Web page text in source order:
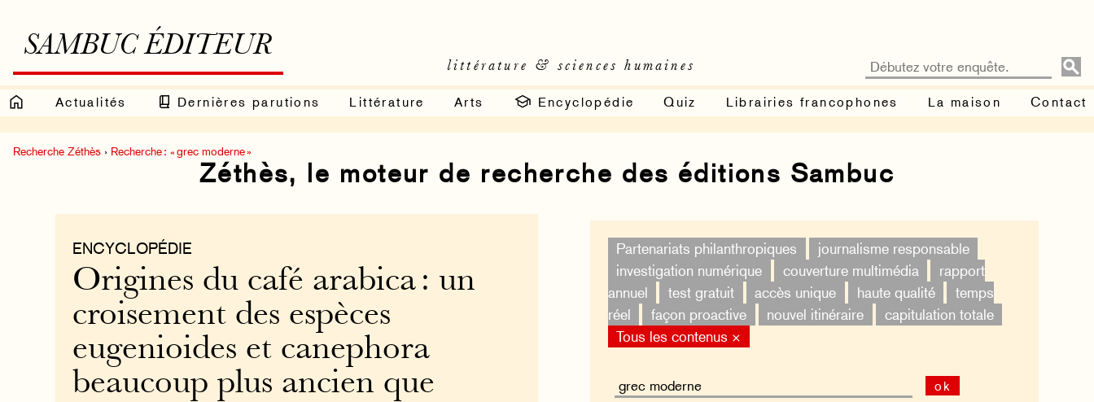
SAMBUC ÉDITEUR
littérature & sciences humaines
Actualités Dernières parutions Littérature Arts Encyclopédie Quiz Librairies francophones La maison Contact
Recherche Zéthès › Recherche : « grec moderne »
Zéthès, le moteur de recherche des éditions Sambuc
Partenariats philanthropiques
journalisme responsable
investigation numérique
couverture multimédia
rapport
annuel
test gratuit accès unique haute qualité
temps
réel
façon proactive nouvel itinéraire
capitulation totale
Tous les contenus ×
ok
ENCYCLOPÉDIE
Origines du café arabica : un
croisement des espèces
eugenioides et canephora
beaucoup plus ancien que